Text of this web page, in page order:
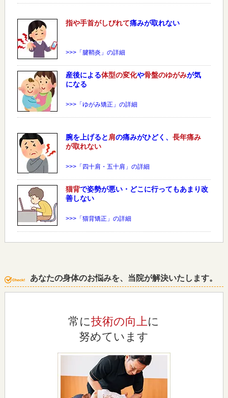
指や手首がしびれて痛みが取れない
>>>「腱鞘炎」の詳細
産後による体型の変化や骨盤のゆがみが気
になる
>>>「ゆがみ矯正」の詳細
腕を上げると 肩の痛みがひどく、 長年痛み
が取れない
>>>「四十肩・五十肩」の詳細
猫背で姿勢が悪い・どこに行ってもあまり改
善しない
>>>「猫背矯正」の詳細
あなたの身体のお悩みを、当院が解決いたします。
常に技術の向上に
努めています